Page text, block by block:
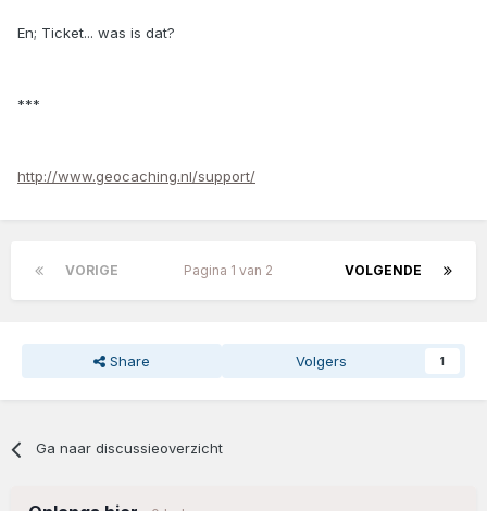
En; Ticket... was is dat?
***
http://www.geocaching.nl/support/
VORIGE VOLGENDE
Pagina 1 van 2
Share Volgers 1
Ga naar discussieoverzicht